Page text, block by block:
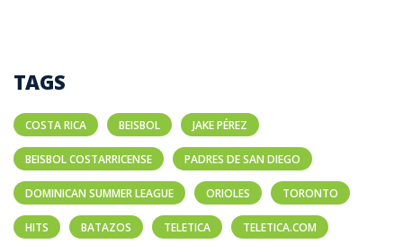
TAGS
COSTA RICA BEISBOL JAKE PÉREZ
BEISBOL COSTARRICENSE PADRES DE SAN DIEGO
DOMINICAN SUMMER LEAGUE ORIOLES TORONTO
HITS BATAZOS TELETICA TELETICA.COM